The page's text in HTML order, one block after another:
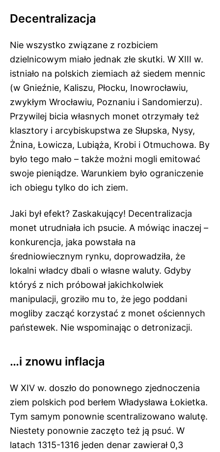
Decentralizacja
Nie wszystko związane z rozbiciem
dzielnicowym miało jednak złe skutki. W XIII w.
istniało na polskich ziemiach aż siedem mennic
(w Gnieźnie, Kaliszu, Płocku, Inowrocławiu,
zwykłym Wrocławiu, Poznaniu i Sandomierzu).
Przywilej bicia własnych monet otrzymały też
klasztory i arcybiskupstwa ze Słupska, Nysy,
Żnina, Łowicza, Lubiąża, Krobi i Otmuchowa. By
było tego mało – także możni mogli emitować
swoje pieniądze. Warunkiem było ograniczenie
ich obiegu tylko do ich ziem.
Jaki był efekt? Zaskakujący! Decentralizacja
monet utrudniała ich psucie. A mówiąc inaczej –
konkurencja, jaka powstała na
średniowiecznym rynku, doprowadziła, że
lokalni władcy dbali o własne waluty. Gdyby
któryś z nich próbował jakichkolwiek
manipulacji, groziło mu to, że jego poddani
mogliby zacząć korzystać z monet ościennych
państewek. Nie wspominając o detronizacji.
…i znowu inflacja
W XIV w. doszło do ponownego zjednoczenia
ziem polskich pod berłem Władysława Łokietka.
Tym samym ponownie scentralizowano walutę.
Niestety ponownie zaczęto też ją psuć. W
latach 1315-1316 jeden denar zawierał 0,3